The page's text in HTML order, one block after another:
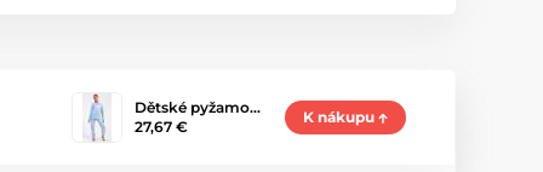
Dětské pyžamo…
27,67 €
K nákupu